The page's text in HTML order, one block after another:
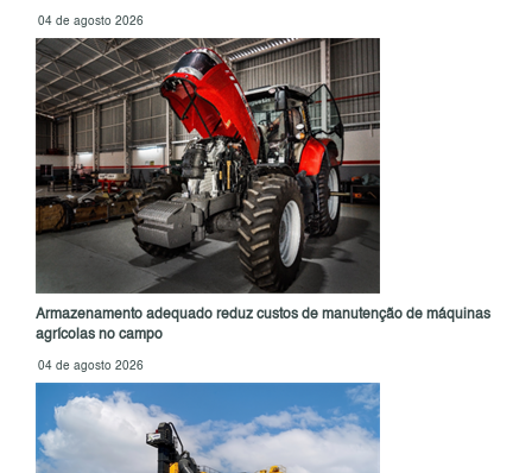
04 de agosto 2026
Armazenamento adequado reduz custos de manutenção de máquinas
agrícolas no campo
04 de agosto 2026